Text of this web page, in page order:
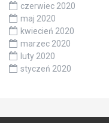
czerwiec 2020
maj 2020
kwiecień 2020
marzec 2020
luty 2020
styczeń 2020